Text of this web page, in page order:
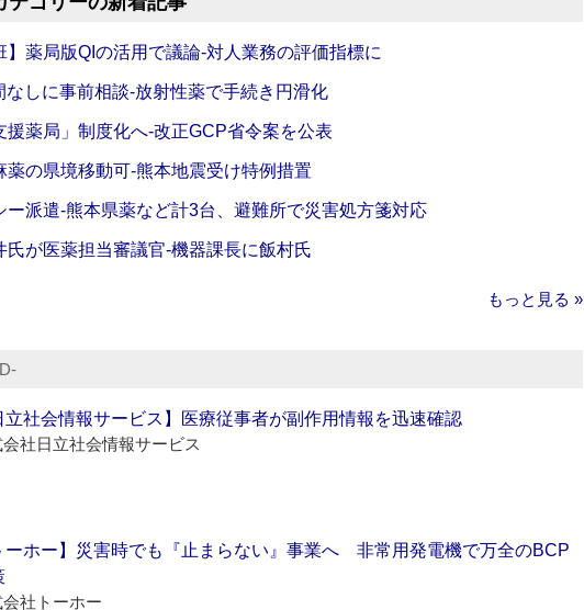
】薬局版QIの活用で議論‐対人業務の評価指標に
なしに事前相談‐放射性薬で手続き円滑化
援薬局」制度化へ‐改正GCP省令案を公表
薬の県境移動可‐熊本地震受け特例措置
ー派遣‐熊本県薬など計3台、避難所で災害処方箋対応
氏が医薬担当審議官‐機器課長に飯村氏
もっと見る »
立社会情報サービス】医療従事者が副作用情報を迅速確認
社日立社会情報サービス
ーホー】災害時でも『止まらない』事業へ 非常用発電機で万全のBCP
社トーホー